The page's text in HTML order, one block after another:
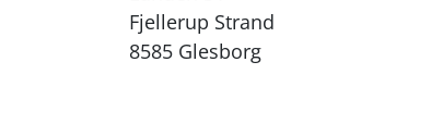
Fjellerup Strand
8585 Glesborg